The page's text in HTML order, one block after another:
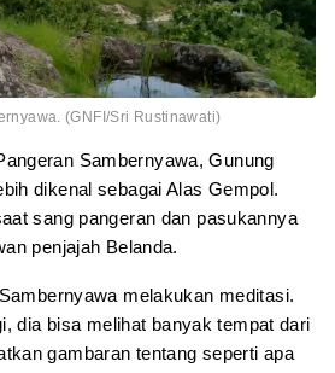
(GNFI/Sri Rustinawati)
Sambernyawa, Gunung
dikenal sebagai Alas Gempol.
sang pangeran dan pasukannya
penjajah Belanda.
melakukan meditasi.
dia bisa melihat banyak tempat dari
gambaran tentang seperti apa